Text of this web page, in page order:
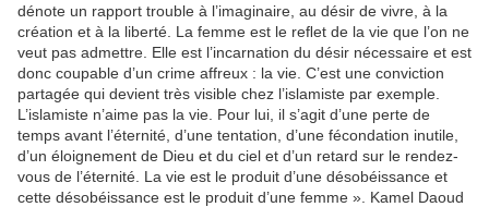
dénote un rapport trouble à l’imaginaire, au désir de vivre, à la
création et à la liberté. La femme est le reﬂet de la vie que l’on ne
veut pas admettre. Elle est l’incarnation du désir nécessaire et est
donc coupable d’un crime affreux : la vie. C’est une conviction
partagée qui devient très visible chez l’islamiste par exemple.
L’islamiste n’aime pas la vie. Pour lui, il s’agit d’une perte de
temps avant l’éternité, d’une tentation, d’une fécondation inutile,
d’un éloignement de Dieu et du ciel et d’un retard sur le rendez-
vous de l’éternité. La vie est le produit d’une désobéissance et
cette désobéissance est le produit d’une femme ». Kamel Daoud